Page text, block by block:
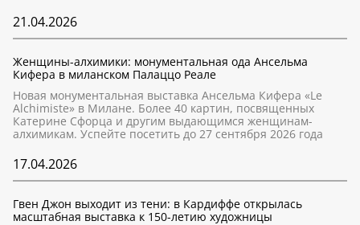
21.04.2026
Женщины-алхимики: монументальная ода Ансельма
Кифера в миланском Палаццо Реале
Новая монументальная выставка Ансельма Кифера «Le
Alchimiste» в Милане. Более 40 картин, посвященных
Катерине Сфорца и другим выдающимся женщинам-
алхимикам. Успейте посетить до 27 сентября 2026 года
17.04.2026
Гвен Джон выходит из тени: в Кардиффе открылась
масштабная выставка к 150-летию художницы